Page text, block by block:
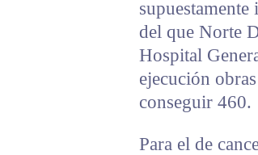
del que Norte
Hospital
ejecución
conseguir 460.
Para el de